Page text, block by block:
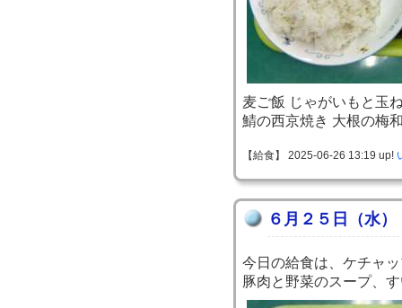
麦ご飯 じゃがいもと玉
鯖の西京焼き 大根の梅
【給食】 2025-06-26 13:19 up!
６月２５日（水）
今日の給食は、ケチャ
豚肉と野菜のスープ、